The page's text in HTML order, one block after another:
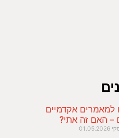
למאמרים אקדמיים
– האם זה אתי?
01.05.2026